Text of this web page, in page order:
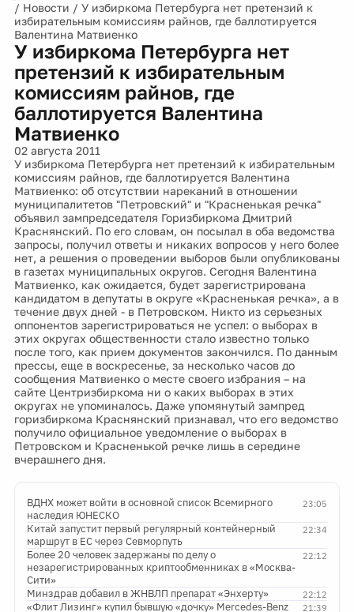
/ Новости / У избиркома Петербурга нет претензий к
избирательным комиссиям райнов, где баллотируется
Валентина Матвиенко
У избиркома Петербурга нет
претензий к избирательным
комиссиям райнов, где
баллотируется Валентина
Матвиенко
02 августа 2011
У избиркома Петербурга нет претензий к избирательным
комиссиям райнов, где баллотируется Валентина
Матвиенко: об отсутствии нареканий в отношении
муниципалитетов "Петровский" и "Красненькая речка"
объявил зампредседателя Горизбиркома Дмитрий
Краснянский. По его словам, он посылал в оба ведомства
запросы, получил ответы и никаких вопросов у него более
нет, а решения о проведении выборов были опубликованы
в газетах муниципальных округов. Сегодня Валентина
Матвиенко, как ожидается, будет зарегистрирована
кандидатом в депутаты в округе «Красненькая речка», а в
течение двух дней - в Петровском. Никто из серьезных
оппонентов зарегистрироваться не успел: о выборах в
этих округах общественности стало известно только
после того, как прием документов закончился. По данным
прессы, еще в воскресенье, за несколько часов до
сообщения Матвиенко о месте своего избрания – на
сайте Центризбиркома ни о каких выборах в этих
округах не упоминалось. Даже упомянутый зампред
горизбиркома Краснянский признавал, что его ведомство
получило официальное уведомление о выборах в
Петровском и Красненькой речке лишь в середине
вчерашнего дня.
23:05
ВДНХ может войти в основной список Всемирного
наследия ЮНЕСКО
22:34
Китай запустит первый регулярный контейнерный
маршрут в ЕС через Севморпуть
22:12
Более 20 человек задержаны по делу о
незарегистрированных криптообменниках в «Москва-
Сити»
22:12
Минздрав добавил в ЖНВЛП препарат «Энхерту»
21:39
«Флит Лизинг» купил бывшую «дочку» Mercedes-Benz